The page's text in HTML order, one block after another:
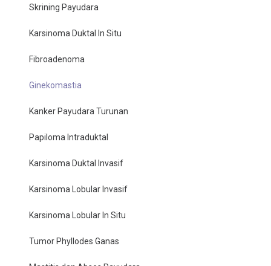
Skrining Payudara
Karsinoma Duktal In Situ
Fibroadenoma
Ginekomastia
Kanker Payudara Turunan
Papiloma Intraduktal
Karsinoma Duktal Invasif
Karsinoma Lobular Invasif
Karsinoma Lobular In Situ
Tumor Phyllodes Ganas